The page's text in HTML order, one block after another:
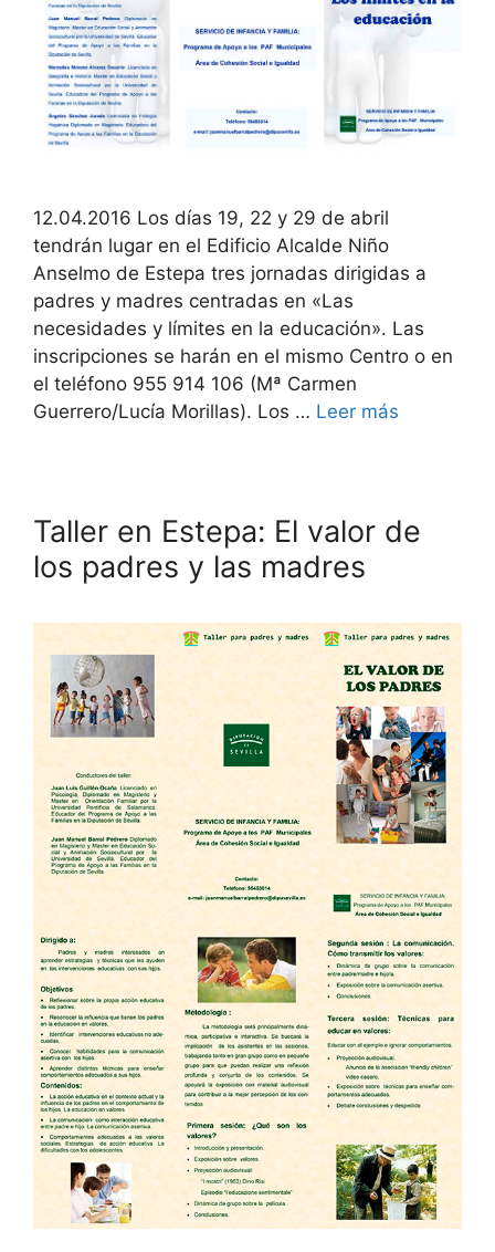
12.04.2016 Los días 19, 22 y 29 de abril
tendrán lugar en el Edificio Alcalde Niño
Anselmo de Estepa tres jornadas dirigidas a
padres y madres centradas en «Las
necesidades y límites en la educación». Las
inscripciones se harán en el mismo Centro o en
el teléfono 955 914 106 (Mª Carmen
Guerrero/Lucía Morillas). Los … Leer más
Taller en Estepa: El valor de
los padres y las madres